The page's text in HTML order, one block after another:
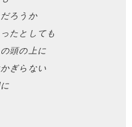
ろうか
たとしても
頭の上に
ぎらない